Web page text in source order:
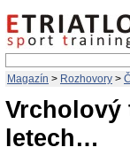
Magazín > Rozhovory >
Vrcholový
letech…